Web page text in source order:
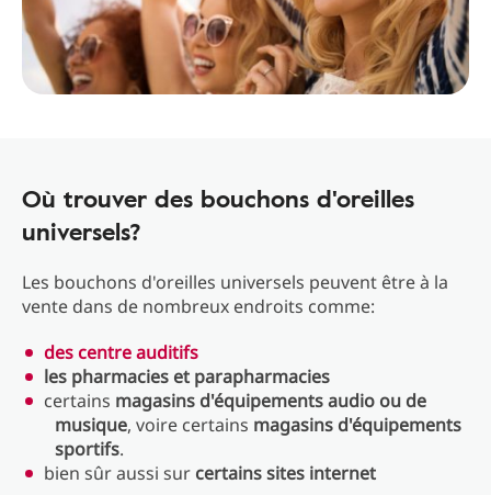
Où trouver des bouchons d'oreilles
universels?
Les bouchons d'oreilles universels peuvent être à la
vente dans de nombreux endroits comme:
des centre auditifs
les pharmacies et parapharmacies
certains magasins d'équipements audio ou de
musique, voire certains magasins d'équipements
sportifs.
bien sûr aussi sur certains sites internet